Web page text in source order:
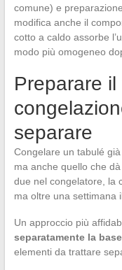
comune) e
modifica anche il
cotto a caldo assorbe
modo più omogeneo
Preparare
separare
Congelare un tabulé
ma anche quello che
due nel congelatore, la
ma oltre una settimana
Un approccio più
separatamente la
elementi da trattare